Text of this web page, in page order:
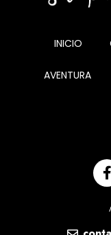
INICIO
AVENTURA